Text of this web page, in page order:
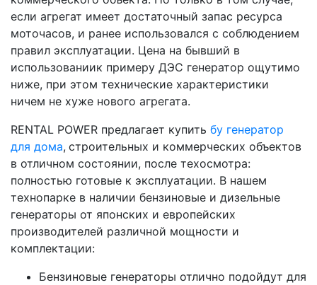
если агрегат имеет достаточный запас ресурса
моточасов, и ранее использовался с соблюдением
правил эксплуатации. Цена на бывший в
использованиик примеру ДЭС генератор ощутимо
ниже, при этом технические характеристики
ничем не хуже нового агрегата.
RENTAL POWER предлагает купить бу генератор
для дома, строительных и коммерческих объектов
в отличном состоянии, после техосмотра:
полностью готовые к эксплуатации. В нашем
технопарке в наличии бензиновые и дизельные
генераторы от японских и европейских
производителей различной мощности и
комплектации:
Бензиновые генераторы отлично подойдут для